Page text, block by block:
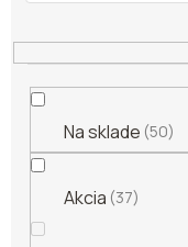
t
o
Na sklade 50
Akcia 37